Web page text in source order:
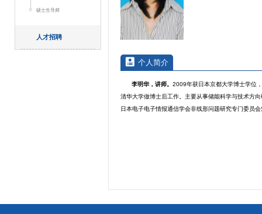
硕士生导师
人才招聘
个人简介
李明华，讲师。2009年获日本京都大学博士学位
清华大学做博士后工作。主要从事储能科学与技术方
日本电子电子情报通信学会非线形问题研究专门委员